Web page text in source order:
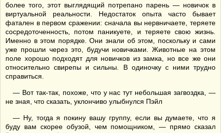
более того, этот выглядящий потрепано парень — новичок в
виртуальной реальности. Недостаток опыта часто бывает
фатален в первом сражении: сначала вы нервничаете, теряете
сосредоточенность, потом паникуете, и теряете свою жизнь.
Именно в этом порядке. Они знали об этом, поскольку и сами
уже прошли через это, будучи новичками. Животные на этом
поле хорошо подходят для новичков из замка, но все же они
относительно свирепы и сильны. В одиночку с ними трудно
справиться.
— Вот так-так, похоже, что у нас тут небольшая загвоздка, —
не зная, что сказать, уклончиво улыбнулся Пэйл
— Ну, тогда я покину вашу группу, если вы думаете, что я
буду вам скорее обузой, чем помощником, — прямо сказал